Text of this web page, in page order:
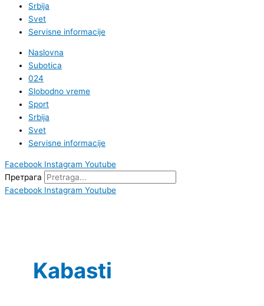
Srbija
Svet
Servisne informacije
Naslovna
Subotica
024
Slobodno vreme
Sport
Srbija
Svet
Servisne informacije
Facebook Instagram Youtube
Претрага
Facebook Instagram Youtube
Kabasti